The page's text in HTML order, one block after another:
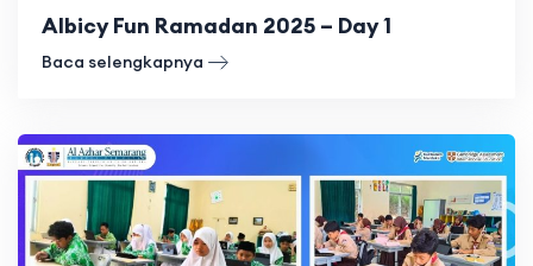
Albicy Fun Ramadan 2025 – Day 1
Baca selengkapnya